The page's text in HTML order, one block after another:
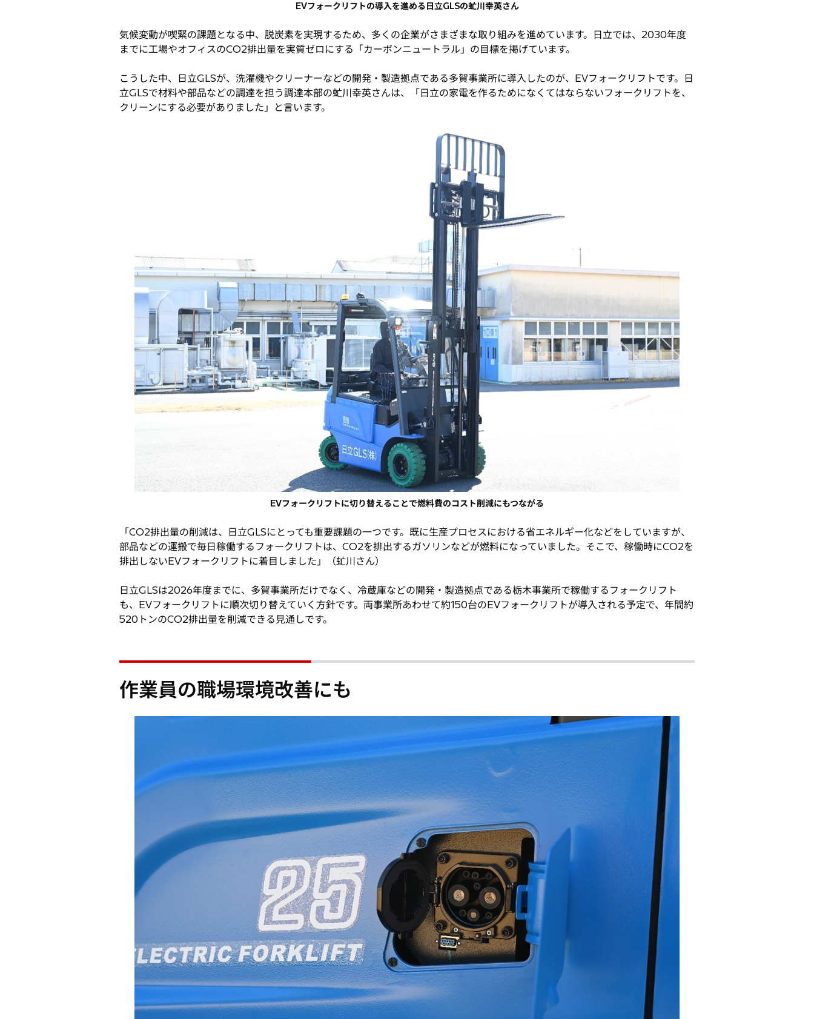
EVフォークリフトの導入を進める日立GLSの虻川幸英さん
気候変動が喫緊の課題となる中、脱炭素を実現するため、多くの企業がさまざまな取り組みを進めています。日立では、2030年度
までに工場やオフィスのCO2排出量を実質ゼロにする「カーボンニュートラル」の目標を掲げています。
こうした中、日立GLSが、洗濯機やクリーナーなどの開発・製造拠点である多賀事業所に導入したのが、EVフォークリフトです。日
立GLSで材料や部品などの調達を担う調達本部の虻川幸英さんは、「日立の家電を作るためになくてはならないフォークリフトを、
クリーンにする必要がありました」と言います。
EVフォークリフトに切り替えることで燃料費のコスト削減にもつながる
「CO2排出量の削減は、日立GLSにとっても重要課題の一つです。既に生産プロセスにおける省エネルギー化などをしていますが、
部品などの運搬で毎日稼働するフォークリフトは、CO2を排出するガソリンなどが燃料になっていました。そこで、稼働時にCO2を
排出しないEVフォークリフトに着目しました」（虻川さん）
日立GLSは2026年度までに、多賀事業所だけでなく、冷蔵庫などの開発・製造拠点である栃木事業所で稼働するフォークリフト
も、EVフォークリフトに順次切り替えていく方針です。両事業所あわせて約150台のEVフォークリフトが導入される予定で、年間約
520トンのCO2排出量を削減できる見通しです。
作業員の職場環境改善にも